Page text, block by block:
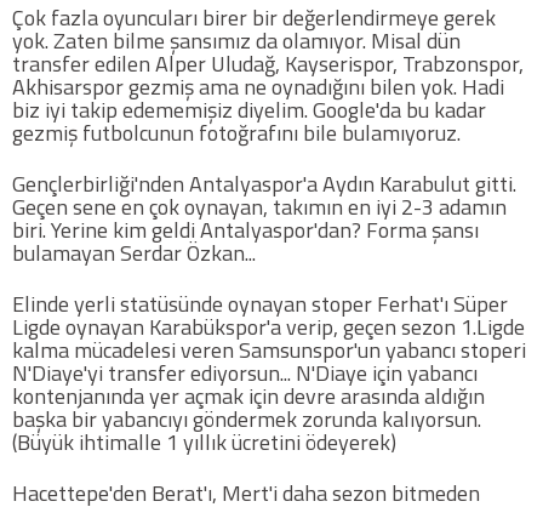
Çok fazla oyuncuları birer bir değerlendirmeye gerek
yok. Zaten bilme şansımız da olamıyor. Misal dün
transfer edilen Alper Uludağ, Kayserispor, Trabzonspor,
Akhisarspor gezmiş ama ne oynadığını bilen yok. Hadi
biz iyi takip edememişiz diyelim. Google'da bu kadar
gezmiş futbolcunun fotoğrafını bile bulamıyoruz.
Gençlerbirliği'nden Antalyaspor'a Aydın Karabulut gitti.
Geçen sene en çok oynayan, takımın en iyi 2-3 adamın
biri. Yerine kim geldi Antalyaspor'dan? Forma şansı
bulamayan Serdar Özkan...
Elinde yerli statüsünde oynayan stoper Ferhat'ı Süper
Ligde oynayan Karabükspor'a verip, geçen sezon 1.Ligde
kalma mücadelesi veren Samsunspor'un yabancı stoperi
N'Diaye'yi transfer ediyorsun... N'Diaye için yabancı
kontenjanında yer açmak için devre arasında aldığın
başka bir yabancıyı göndermek zorunda kalıyorsun.
(Büyük ihtimalle 1 yıllık ücretini ödeyerek)
Hacettepe'den Berat'ı, Mert'i daha sezon bitmeden